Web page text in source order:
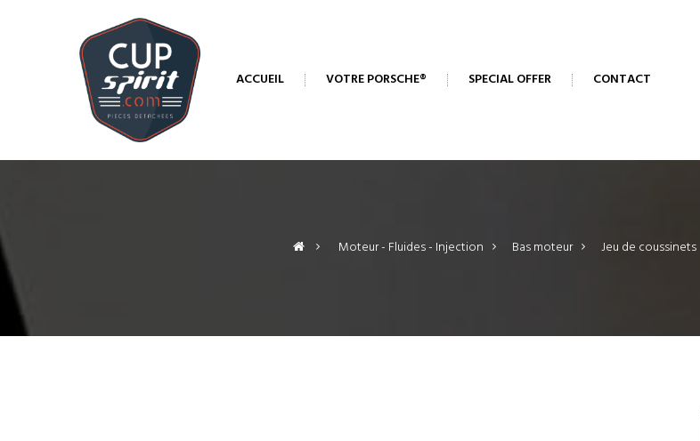
ACCUEIL VOTRE PORSCHE® SPECIAL OFFER CONTACT
> Moteur - Fluides - Injection > Bas moteur > Jeu de coussinets